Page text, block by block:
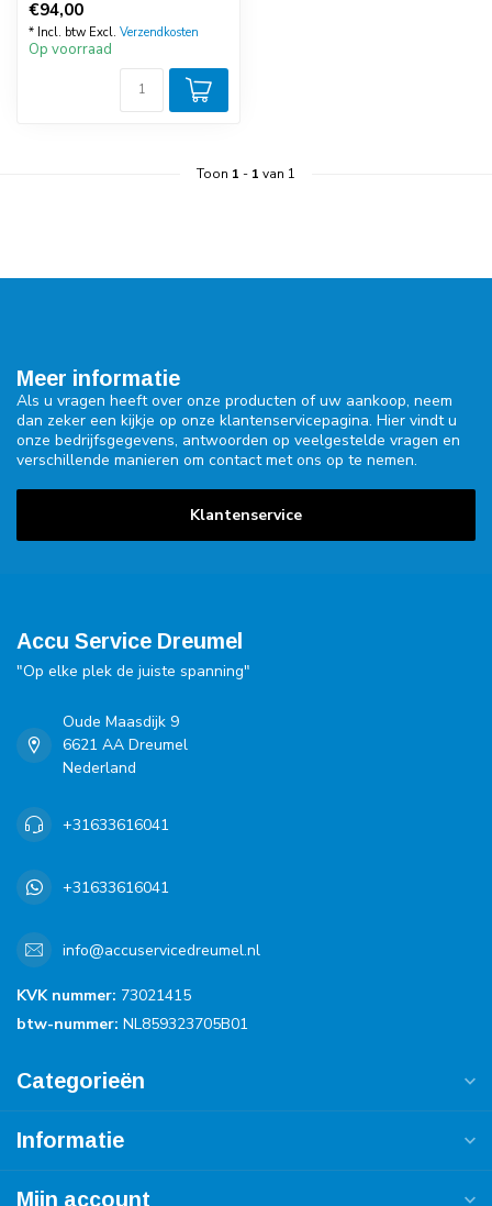
v...
€94,00
* Incl. btw Excl. Verzendkosten
Op voorraad
Toon 1 - 1 van 1
Meer informatie
Als u vragen heeft over onze producten of uw aankoop, neem
dan zeker een kijkje op onze klantenservicepagina. Hier vindt u
onze bedrijfsgegevens, antwoorden op veelgestelde vragen en
verschillende manieren om contact met ons op te nemen.
Klantenservice
Accu Service Dreumel
"Op elke plek de juiste spanning"
Oude Maasdijk 9
6621 AA Dreumel
Nederland
+31633616041
+31633616041
info@accuservicedreumel.nl
KVK nummer: 73021415
btw-nummer: NL859323705B01
Categorieën
Informatie
Mijn account